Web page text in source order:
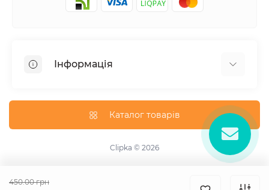
450.00 грн
Інформація
Контакти
Карта сайту
Каталог товарів
Clipka © 2026